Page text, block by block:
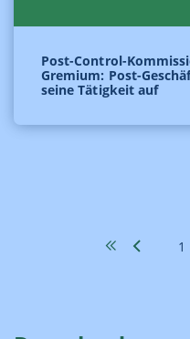
Post-Control-
Gremium: Post-
seine Tätigkeit auf
1